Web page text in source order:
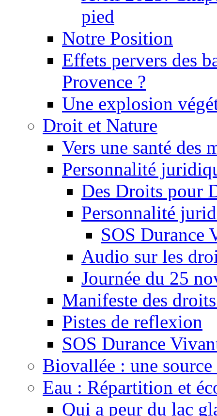
pied
Notre Position
Effets pervers des
Provence ?
Une explosion
Droit et Nature
Vers une santé des
Personnalité
Des Droits pour
Personnalité
SOS Durance
Audio sur les
Journée du 25
Manifeste des
Pistes de reflexion
SOS Durance
Biovallée : une
Eau : Répartition et
Qui a peur du lac